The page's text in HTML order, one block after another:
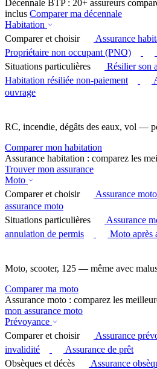
Décennale BTP : 20+ assureurs
inclus Comparer ma décennale
Habitation
Comparer et choisir
Assurance
Propriétaire non occupant (PNO)
Situations particulières
Résilier son
Habitation résiliée non-paiement
ouvrage
RC, incendie, dégâts des eaux, vol —
Comparer mon habitation
Assurance habitation : comparez les
Trouver mon assurance
Moto
Comparer et choisir
Assurance
assurance moto
Situations particulières
Assurance
annulation de permis
Moto après
Moto, scooter, 125 — même avec
Comparer ma moto
Assurance moto : comparez les
mon assurance moto
Prévoyance
Comparer et choisir
Assurance
invalidité
Assurance de prêt
Obsèques et décès
Assurance